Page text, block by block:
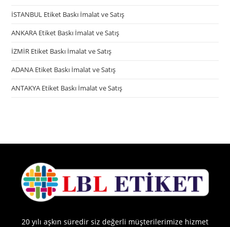
İSTANBUL Etiket Baskı İmalat ve Satış
ANKARA Etiket Baskı İmalat ve Satış
İZMİR Etiket Baskı İmalat ve Satış
ADANA Etiket Baskı İmalat ve Satış
ANTAKYA Etiket Baskı İmalat ve Satış
20 yılı aşkın süredir siz değerli müşterilerimize hizmet